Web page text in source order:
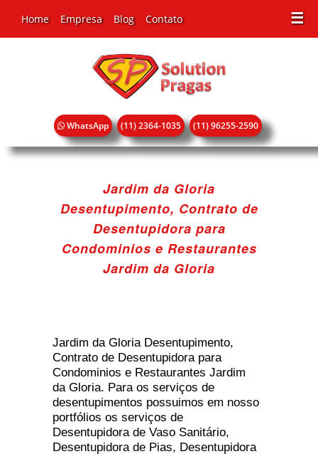
☰
Home Empresa Blog Contato
WhatsApp (11) 2364-1035 (11) 96255-2590
Jardim da Gloria
Desentupimento, Contrato de
Desentupidora para
Condominios e Restaurantes
Jardim da Gloria
Jardim da Gloria Desentupimento,
Contrato de Desentupidora para
Condominios e Restaurantes Jardim
da Gloria. Para os serviços de
desentupimentos possuimos em nosso
portfólios os serviços de
Desentupidora de Vaso Sanitário,
Desentupidora de Pias, Desentupidora